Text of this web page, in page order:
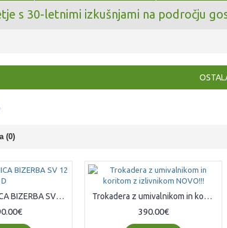
s 30-letnimi izkušnjami na področju
(0)
SALAMOREZNICA BIZERBA SV 12 D Trokadera z umivalnikom in koritom z izlivnikom NOVO!!!
390.00€